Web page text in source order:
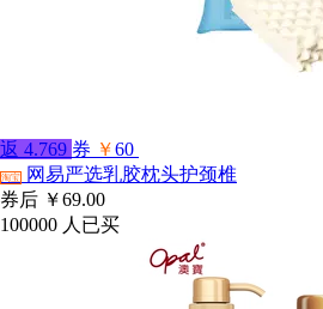
返 4.769 券 ￥60
淘宝
网易严选乳胶枕头护颈椎
券后 ￥69.00
100000 人已买